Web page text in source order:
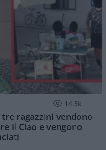
14.5k
ragazzini vendono
il Ciao e vengono